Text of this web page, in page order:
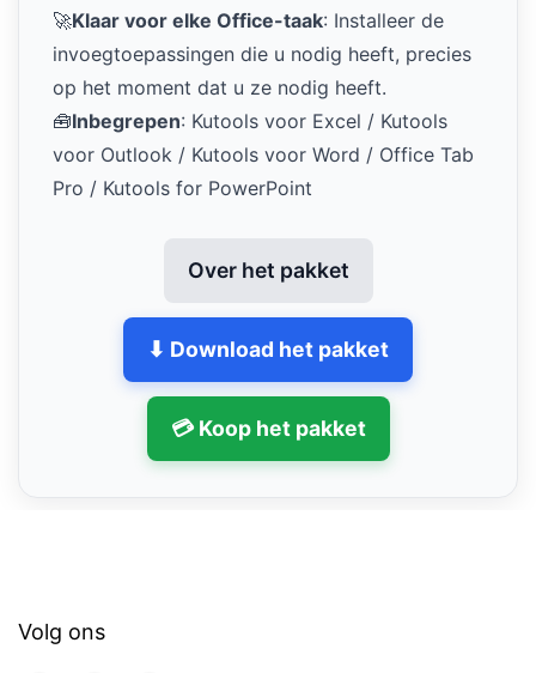
🚀Klaar voor elke Office-taak: Installeer de
invoegtoepassingen die u nodig heeft, precies
op het moment dat u ze nodig heeft.
🧰Inbegrepen: Kutools voor Excel / Kutools
voor Outlook / Kutools voor Word / Office Tab
Pro / Kutools for PowerPoint
Over het pakket
⬇ Download het pakket
💳 Koop het pakket
Volg ons